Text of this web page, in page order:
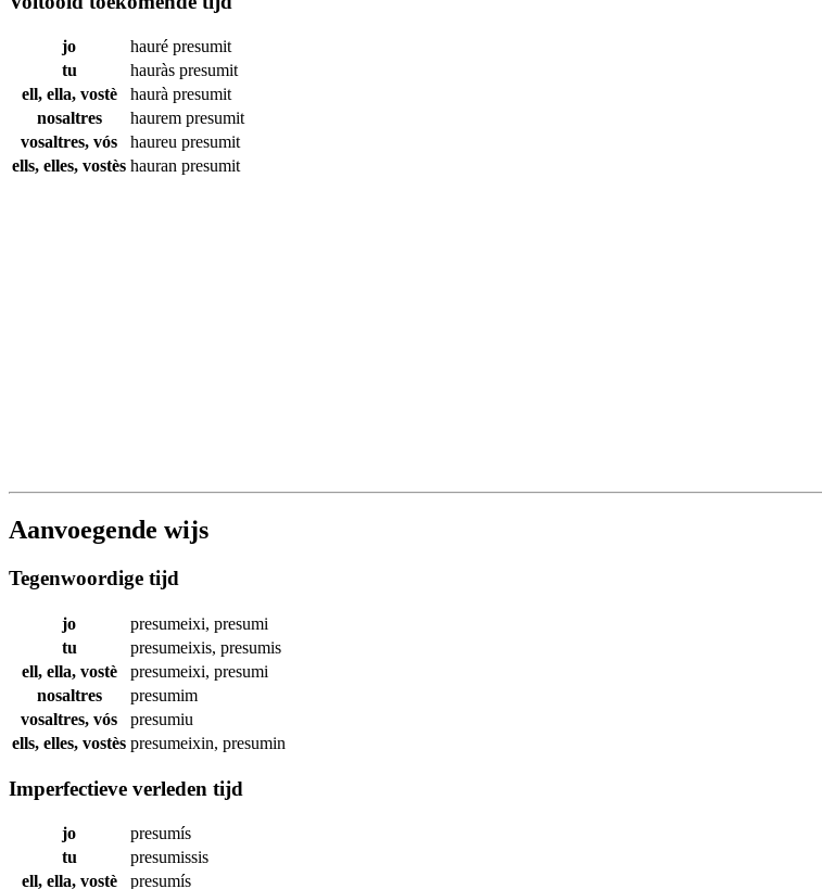
jo hauré presumit
tu
hauràs presumit
ell, ella, vostè
haurà presumit
nosaltres
haurem presumit
vosaltres, vós
haureu presumit
ells, elles, vostès hauran presumit
Aanvoegende wijs
Tegenwoordige tijd
jo presumeixi, presumi
tu
presumeixis, presumis
ell, ella, vostè
presumeixi, presumi
nosaltres
presumim
vosaltres, vós
presumiu
ells, elles, vostès presumeixin, presumin
Imperfectieve verleden tijd
jo
presumís
tu
presumissis
ell, ella, vostè
presumís